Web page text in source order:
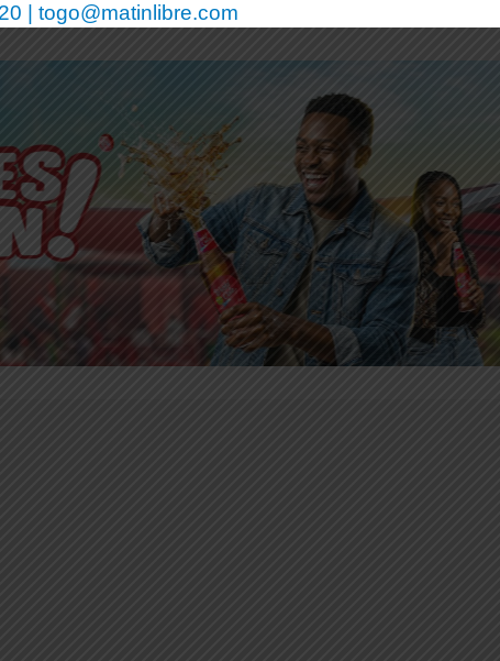
| togo@matinlibre.com